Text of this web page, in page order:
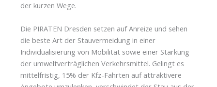
der kurzen Wege.
Die PIRATEN Dresden setzen auf Anreize und sehen
die beste Art der Stauvermeidung in einer
Individualisierung von Mobilität sowie einer Stärkung
der umweltverträglichen Verkehrsmittel. Gelingt es
mittelfristig, 15% der Kfz-Fahrten auf attraktivere